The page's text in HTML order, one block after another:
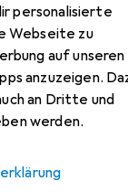
personalisierte
Webseite zu
auf unseren
anzuzeigen.
an Dritte und
werden.